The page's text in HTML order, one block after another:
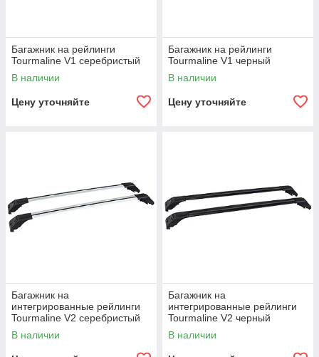
Багажник на рейлинги
Tourmaline V1 серебристый
В наличии
Цену уточняйте
Багажник на рейлинги
Tourmaline V1 черный
В наличии
Цену уточняйте
Багажник на
интегрированные рейлинги
Tourmaline V2 серебристый
В наличии
Багажник на
интегрированные рейлинги
Tourmaline V2 черный
В наличии